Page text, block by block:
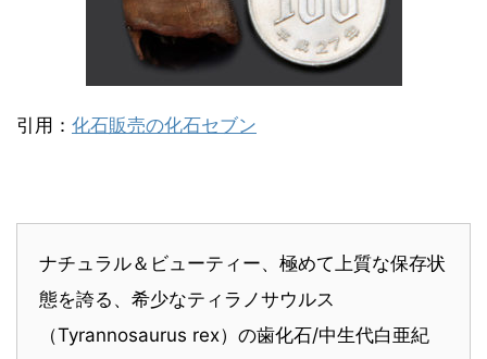
引用： 化石販売の化石セブン
ナチュラル＆ビューティー、極めて上質な保存状
態を誇る、希少なティラノサウルス
（Tyrannosaurus rex）の歯化石/中生代白亜紀